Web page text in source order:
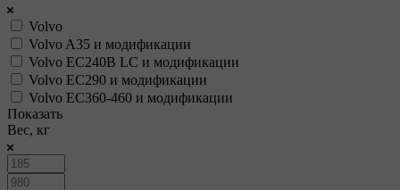
Volvo
Volvo A35 и модификации
Volvo EC240B LC и модификации
Volvo EC290 и модификации
Volvo EC360-460 и модификации
Показать
Вес, кг